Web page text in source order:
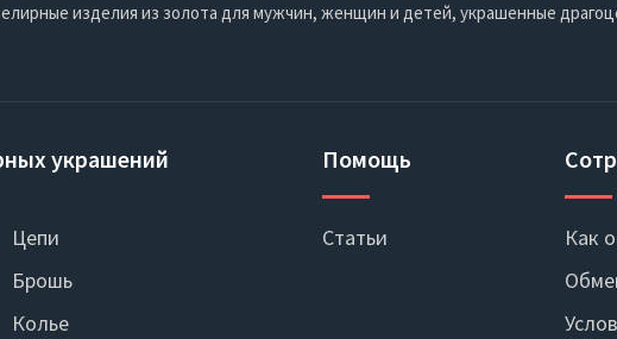
изделия из золота для мужчин, женщин и детей, украшенные
украшений
Цепи
Брошь
Колье
Помощь
Статьи
Как